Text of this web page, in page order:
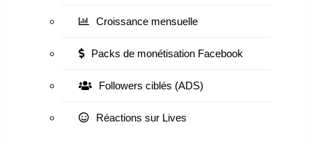
Croissance mensuelle
Packs de monétisation Facebook
Followers ciblés (ADS)
Réactions sur Lives